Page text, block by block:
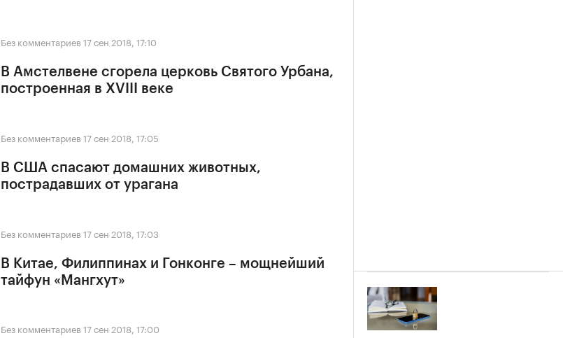
Без комментариев 17 сен 2018, 17:10
В Амстелвене сгорела церковь Святого Урбана,
построенная в XVIII веке
Без комментариев 17 сен 2018, 17:05
В США спасают домашних животных,
пострадавших от урагана
Без комментариев 17 сен 2018, 17:03
В Китае, Филиппинах и Гонконге – мощнейший
тайфун «Мангхут»
Без комментариев 17 сен 2018, 17:00